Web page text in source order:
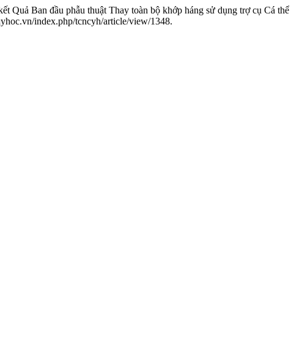
Ban đầu phẫu thuật Thay toàn bộ khớp háng sử dụng trợ cụ Cá thể
index.php/tcncyh/article/view/1348.